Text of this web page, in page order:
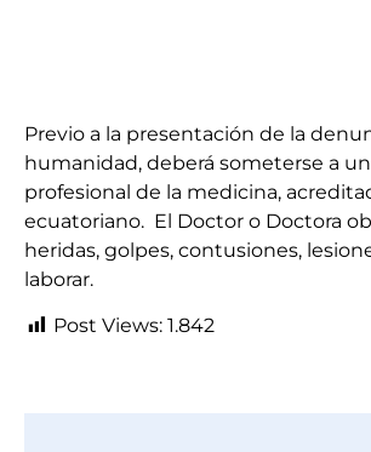
Previo a la presentación de la
humanidad, deberá someterse a un
profesional de la medicina,
ecuatoriano. El Doctor o Doctora
heridas, golpes, contusiones,
laborar.
Post Views: 1.842